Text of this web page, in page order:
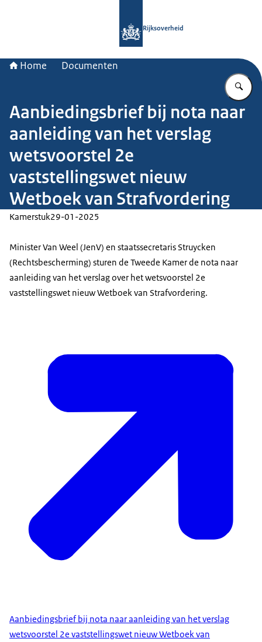
Rijksoverheid
Home Documenten
Aanbiedingsbrief bij nota naar
aanleiding van het verslag
wetsvoorstel 2e
vaststellingswet nieuw
Wetboek van Strafvordering
Kamerstuk29-01-2025
Minister Van Weel (JenV) en staatssecretaris Struycken
(Rechtsbescherming) sturen de Tweede Kamer de nota naar
aanleiding van het verslag over het wetsvoorstel 2e
vaststellingswet nieuw Wetboek van Strafvordering.
Aanbiedingsbrief bij nota naar aanleiding van het verslag
wetsvoorstel 2e vaststellingswet nieuw Wetboek van